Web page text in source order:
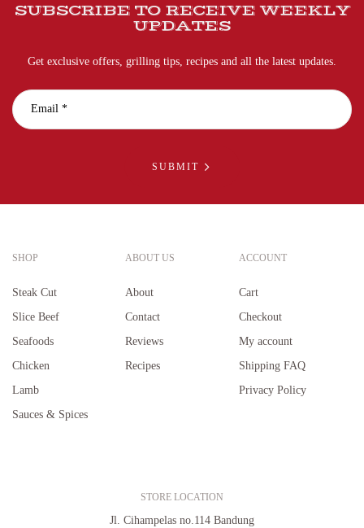
SUBSCRIBE TO RECEIVE WEEKLY
UPDATES
Get exclusive offers, grilling tips, recipes and all the latest updates.
SUBMIT
SHOP
Steak Cut
Slice Beef
Seafoods
Chicken
Lamb
Sauces & Spices
ABOUT US
About
Contact
Reviews
Recipes
ACCOUNT
Cart
Checkout
My account
Shipping FAQ
Privacy Policy
STORE LOCATION
Jl. Cihampelas no.114 Bandung